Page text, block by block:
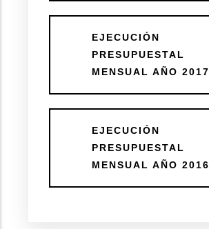
EJECUCIÓN
PRESUPUESTAL
MENSUAL AÑO 2017
EJECUCIÓN
PRESUPUESTAL
MENSUAL AÑO 2016